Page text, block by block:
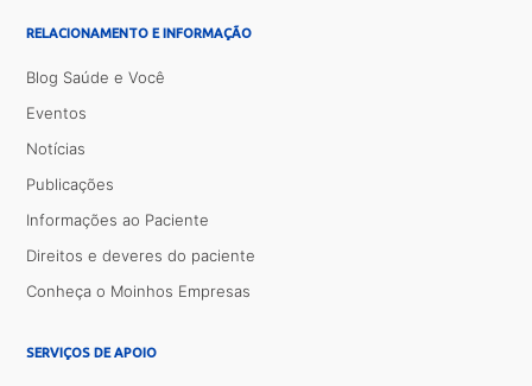
RELACIONAMENTO E INFORMAÇÃO
Blog Saúde e Você
Eventos
Notícias
Publicações
Informações ao Paciente
Direitos e deveres do paciente
Conheça o Moinhos Empresas
SERVIÇOS DE APOIO